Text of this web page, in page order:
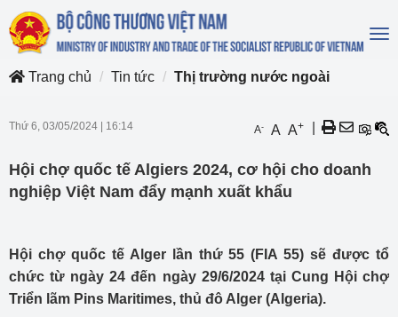
Trang chủ
Tin tức Thị trường nước ngoài
Thứ 6, 03/05/2024 16:14 A- A A+
Hội chợ quốc tế Algiers 2024, cơ hội cho doanh
nghiệp Việt Nam đẩy mạnh xuất khẩu
Hội chợ quốc tế Alger lần thứ 55 (FIA 55) sẽ được tổ
chức từ ngày 24 đến ngày 29/6/2024 tại Cung Hội chợ
Triển lãm Pins Maritimes, thủ đô Alger (Algeria).